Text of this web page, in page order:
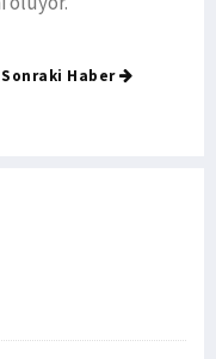
Sonraki Haber